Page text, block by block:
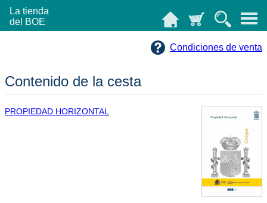
La tienda
del BOE
Condiciones de venta
Contenido de la cesta
PROPIEDAD HORIZONTAL